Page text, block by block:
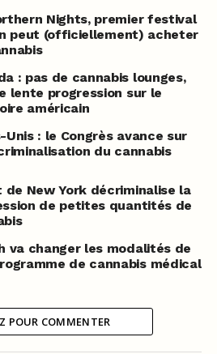
Nights, premier festival
peut (officiellement) acheter
: pas de cannabis lounges,
lente progression sur le
américain
Unis : le Congrès avance sur
du cannabis
de New York décriminalise la
de petites quantités de
va changer les modalités de
de cannabis médical
POUR COMMENTER